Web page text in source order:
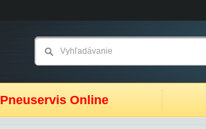
Pneuservis Online